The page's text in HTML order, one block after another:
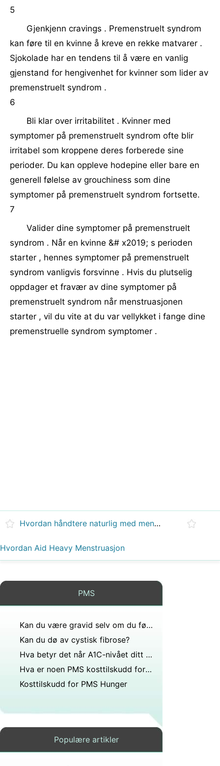
5
Gjenkjenn cravings . Premenstruelt syndrom
kan føre til en kvinne å kreve en rekke matvarer .
Sjokolade har en tendens til å være en vanlig
gjenstand for hengivenhet for kvinner som lider av
premenstruelt syndrom .
6
Bli klar over irritabilitet . Kvinner med
symptomer på premenstruelt syndrom ofte blir
irritabel som kroppene deres forberede sine
perioder. Du kan oppleve hodepine eller bare en
generell følelse av grouchiness som dine
symptomer på premenstruelt syndrom fortsette.
7
Valider dine symptomer på premenstruelt
syndrom . Når en kvinne &# x2019; s perioden
starter , hennes symptomer på premenstruelt
syndrom vanligvis forsvinne . Hvis du plutselig
oppdager et fravær av dine symptomer på
premenstruelt syndrom når menstruasjonen
starter , vil du vite at du var vellykket i fange dine
premenstruelle syndrom symptomer .
Hvordan håndtere naturlig med menstruasjonssmerter og PMS
Hvordan Aid Heavy Menstruasjon
PMS
Kan du være gravid selv om du føler PMS-symptomer?
Kan du dø av cystisk fibrose?
Hva betyr det når A1C-nivået ditt har vært 6.0 i over to år?
Hva er noen PMS kosttilskudd for Oppblåsthet
Kosttilskudd for PMS Hunger
Populære artikler